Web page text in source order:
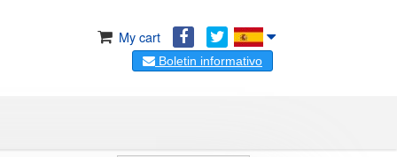
My cart
Boletin informativo